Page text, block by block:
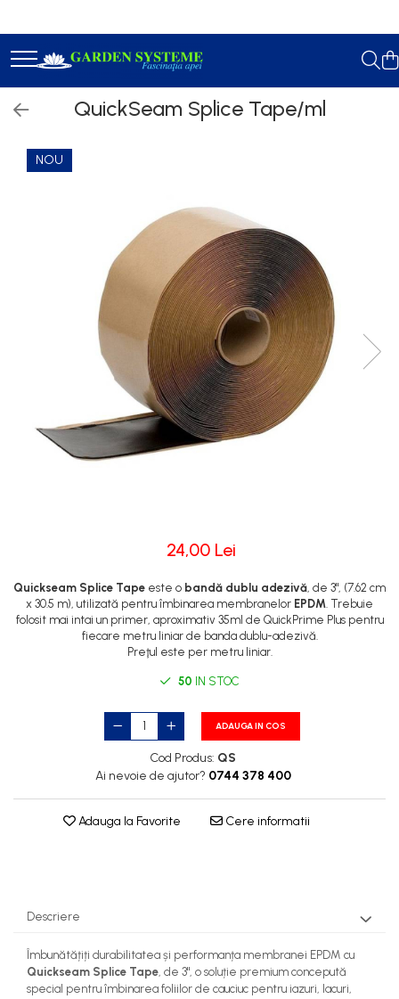
Constructie Iazuri
Geotextil
Membrana EPDM
Accesorii Lipit
QuickSeam Splice Tape/ml
NOU
24,00 Lei
Quickseam Splice Tape este o bandă dublu adezivă, de 3", (7.62 cm
x 30.5 m), utilizată pentru îmbinarea membranelor EPDM. Trebuie
folosit mai intai un primer, aproximativ 35ml de QuickPrime Plus pentru
fiecare metru liniar de banda dublu-adezivă.
Preţul este per metru liniar.
50 IN STOC
ADAUGA IN COS
Cod Produs: QS
Ai nevoie de ajutor? 0744 378 400
Adauga la Favorite Cere informatii
Descriere
Îmbunătățiți durabilitatea și performanța membranei EPDM cu
Quickseam Splice Tape, de 3", o soluție premium concepută
special pentru îmbinarea foliilor de cauciuc pentru iazuri, lacuri,